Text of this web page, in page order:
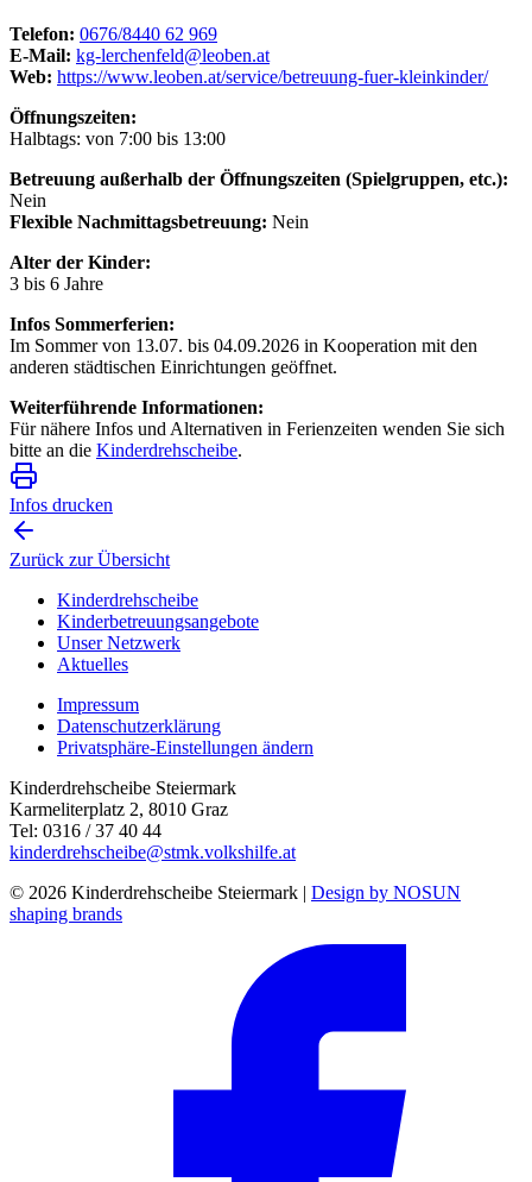
Telefon: 0676/8440 62 969
E-Mail: kg-lerchenfeld@leoben.at
Web: https://www.leoben.at/service/betreuung-fuer-kleinkinder/
Öffnungszeiten:
Halbtags: von 7:00 bis 13:00
Betreuung außerhalb der Öffnungszeiten (Spielgruppen, etc.):
Nein
Flexible Nachmittagsbetreuung: Nein
Alter der Kinder:
3 bis 6 Jahre
Infos Sommerferien:
Im Sommer von 13.07. bis 04.09.2026 in Kooperation mit den
anderen städtischen Einrichtungen geöffnet.
Weiterführende Informationen:
Für nähere Infos und Alternativen in Ferienzeiten wenden Sie sich
bitte an die Kinderdrehscheibe.
Infos drucken
Zurück zur Übersicht
Kinderdrehscheibe
Kinderbetreuungs­angebote
Unser Netzwerk
Aktuelles
Impressum
Datenschutzerklärung
Privatsphäre-Einstellungen ändern
Kinderdrehscheibe Steiermark
Karmeliterplatz 2, 8010 Graz
Tel: 0316 / 37 40 44
kinderdrehscheibe@stmk.volkshilfe.at
© 2026 Kinderdrehscheibe Steiermark | Design by NOSUN
shaping brands